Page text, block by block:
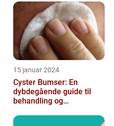
15 januar 2024
Cyster Bumser: En
dybdegående guide til
behandling og